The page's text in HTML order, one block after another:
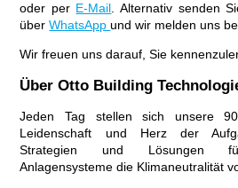
oder per E-Mail . Alternativ senden
überWhatsAppund wir melden uns
Wir freuen uns darauf, Sie
Über Otto Building
Jeden Tag stellen sich unsere
Leidenschaft und Herz der
Strategien und Lösungen für
Anlagensysteme die Klimaneutralität